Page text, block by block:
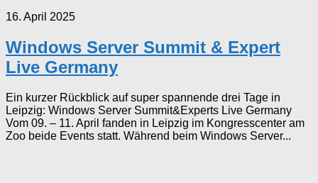
16. April 2025
Windows Server Summit & Expert
Live Germany
Ein kurzer Rückblick auf super spannende drei Tage in
Leipzig: Windows Server Summit&Experts Live Germany
Vom 09. – 11. April fanden in Leipzig im Kongresscenter am
Zoo beide Events statt. Während beim Windows Server...